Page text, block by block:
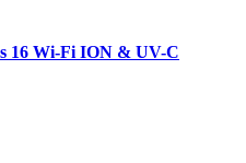
16 Wi-Fi ION & UV-C